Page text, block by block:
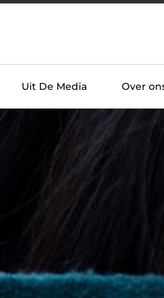
Uit De Media Over